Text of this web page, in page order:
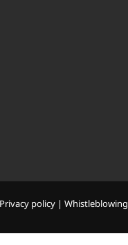
Privacy policy | Whistleblowing